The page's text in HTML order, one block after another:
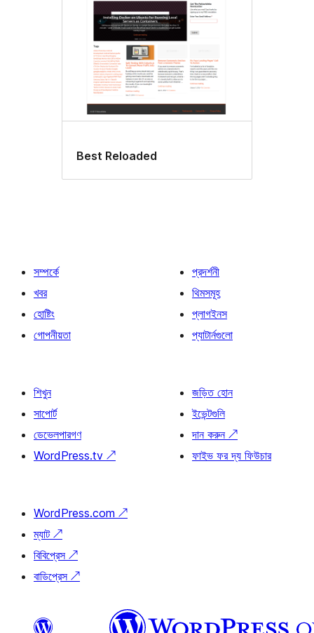
Best Reloaded
সম্পর্কে
খবর
হোষ্টিং
গোপনীয়তা
প্রদর্শনী
থিমসমূহ
প্লাগইনস
প্যাটার্নগুলো
শিখুন
সাপোর্ট
ডেভেলপারগণ
WordPress.tv ↗
জড়িত হোন
ইভেন্টগুলি
দান করুন ↗
ফাইভ ফর দ্য ফিউচার
WordPress.com ↗
ম্যাট ↗
বিবিপ্রেস ↗
বাডিপ্রেস ↗